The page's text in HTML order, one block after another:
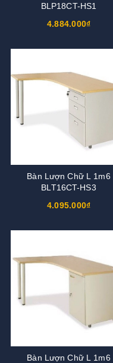
BLP18CT-HS1
4.884.000₫
Bàn Lượn Chữ L 1m6
BLT16CT-HS3
4.095.000₫
Bàn Lượn Chữ L 1m6